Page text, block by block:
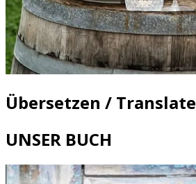
Übersetzen / Translate
UNSER BUCH